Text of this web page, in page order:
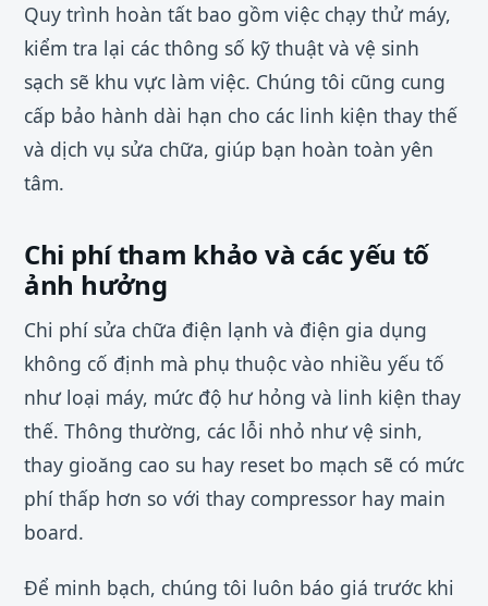
Quy trình hoàn tất bao gồm việc chạy thử máy,
kiểm tra lại các thông số kỹ thuật và vệ sinh
sạch sẽ khu vực làm việc. Chúng tôi cũng cung
cấp bảo hành dài hạn cho các linh kiện thay thế
và dịch vụ sửa chữa, giúp bạn hoàn toàn yên
tâm.
Chi phí tham khảo và các yếu tố
ảnh hưởng
Chi phí sửa chữa điện lạnh và điện gia dụng
không cố định mà phụ thuộc vào nhiều yếu tố
như loại máy, mức độ hư hỏng và linh kiện thay
thế. Thông thường, các lỗi nhỏ như vệ sinh,
thay gioăng cao su hay reset bo mạch sẽ có mức
phí thấp hơn so với thay compressor hay main
board.
Để minh bạch, chúng tôi luôn báo giá trước khi